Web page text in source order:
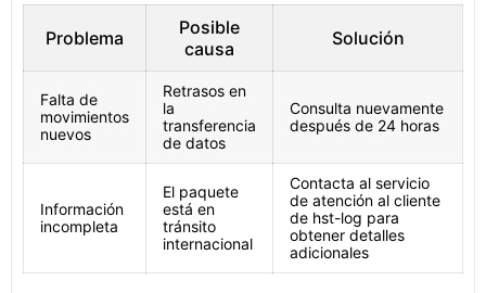
Problema
Posible
causa
Solución
Falta de
movimientos
nuevos
Retrasos en
la
transferencia
de datos
Consulta nuevamente
después de 24 horas
Información
incompleta
El paquete
está en
tránsito
internacional
Contacta al servicio
de atención al cliente
de hst-log para
obtener detalles
adicionales